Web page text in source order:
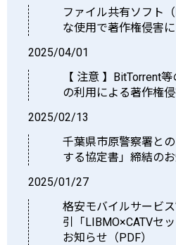
ファイル共有ソフト
な使用で著作権侵害に
2025/04/01
【 注意 】BitTorrent
の利用による著作権
2025/02/13
千葉県市原警察署と
する協定書」締結のお
2025/01/27
格安モバイルサービス
引「LIBMO×CATVセ
お知らせ（PDF）